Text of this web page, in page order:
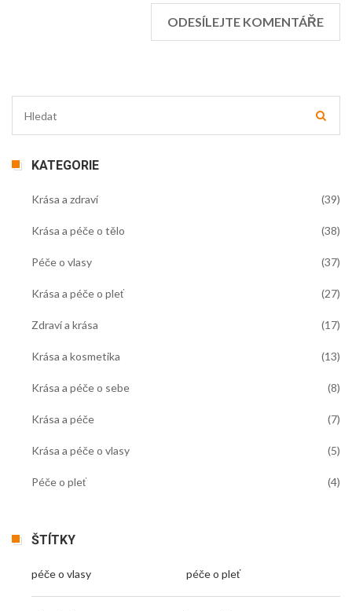
KATEGORIE
Krása a zdraví (39)
Krása a péče o tělo (38)
Péče o vlasy (37)
Krása a péče o pleť (27)
Zdraví a krása (17)
Krása a kosmetika (13)
Krása a péče o sebe (8)
Krása a péče (7)
Krása a péče o vlasy (5)
Péče o pleť (4)
ŠTÍTKY
péče o vlasy péče o pleť